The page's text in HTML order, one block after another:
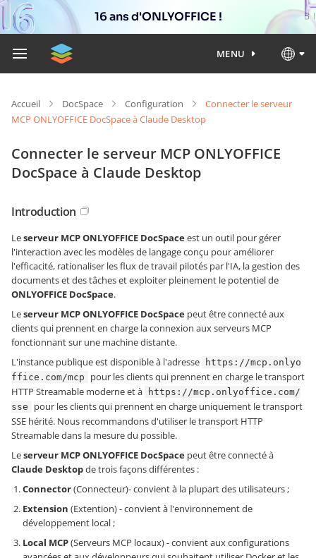
16 ans d'ONLYOFFICE !
MENU
Accueil DocSpace Configuration
Connecter le serveur
MCP ONLYOFFICE DocSpace à Claude Desktop
Connecter le serveur MCP ONLYOFFICE
DocSpace à Claude Desktop
Introduction
Leserveur MCP ONLYOFFICE DocSpaceest un outil pour gérer
l'interaction avec les modèles de langage conçu pour améliorer
l'efficacité, rationaliser les flux de travail pilotés par l'IA, la gestion des
documents et des tâches et exploiter pleinement le potentiel de
ONLYOFFICE DocSpace.
Leserveur MCP ONLYOFFICE DocSpace peut être connecté aux
clients qui prennent en charge la connexion aux serveurs MCP
fonctionnant sur une machine distante.
L'instance publique est disponible à l'adresse
https://mcp.onlyo
ffice.com/mcp
pour les clients qui prennent en charge le transport
HTTP Streamable moderne et à
https://mcp.onlyoffice.com/
sse
pour les clients qui prennent en charge uniquement le transport
SSE hérité. Nous recommandons d'utiliser le transport HTTP
Streamable dans la mesure du possible.
Leserveur MCP ONLYOFFICE DocSpace peut être connecté à
Claude Desktopde trois façons différentes :
Connector(Connecteur)- convient à la plupart des utilisateurs ;
Extension (Extention) - convient à l'environnement de
développement local ;
Local MCP(Serveurs MCP locaux) - convient aux configurations